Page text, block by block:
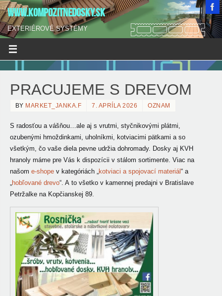
WWW.KOMPOZITNEDOSKY.SK
EXTERIÉROVÉ SYSTÉMY
PRACUJEME S DREVOM
BY MARKET_JANKA.F 7. APRÍLA 2026 OZNAM
S radosťou a vášňou…ale aj s vrutmi, styčnikovými plátmi,
ozubenými hmoždinkami, uholníkmi, kotviacimi pätkami a so
všetkým, čo vaše diela pevne udržia dohromady. Dosky aj KVH
hranoly máme pre Vás k dispozícii v stálom sortimente. Viac na
našom e-shopev kategóriách „kotviaci a spojovací materiál“ a
„hobľované drevo“. A to všetko v kamennej predajni v Bratislave
Petržalke na Kopčianskej 89.